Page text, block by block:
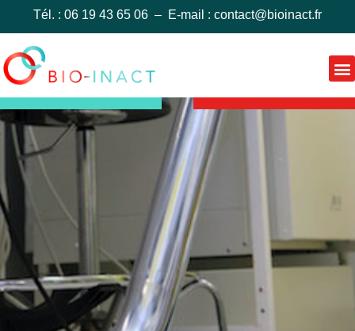
Tél. : 06 19 43 65 06 – E-mail : contact@bioinact.fr